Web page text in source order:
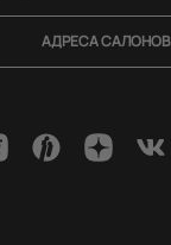
АДРЕСА САЛОНОВ